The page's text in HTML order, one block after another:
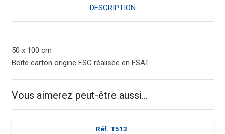
DESCRIPTION
50 x 100 cm
Boîte carton origine FSC réalisée en ESAT
Vous aimerez peut-être aussi…
Réf. T513